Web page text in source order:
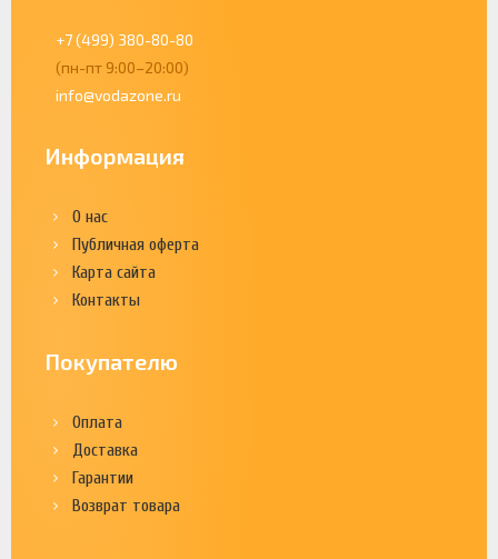
+7 (499) 380-80-80
(пн-пт 9:00–20:00)
info@vodazone.ru
Информация
О нас
Публичная оферта
Карта сайта
Контакты
Покупателю
Оплата
Доставка
Гарантии
Возврат товара